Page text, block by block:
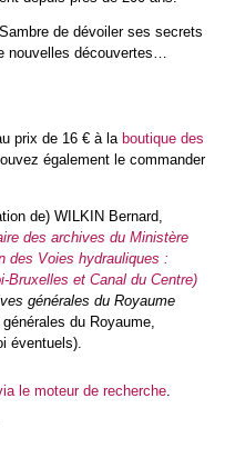
de dévoiler ses secrets
nouvelles découvertes…
prix de 16 € à la boutique des
également le commander
de) WILKIN Bernard,
des archives du Ministère
des Voies hydrauliques :
Bruxelles et Canal du Centre)
générales du Royaume
du Royaume,
éventuels).
le moteur de recherche.